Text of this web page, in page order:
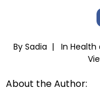
By Sadia | In Health
About the Author: